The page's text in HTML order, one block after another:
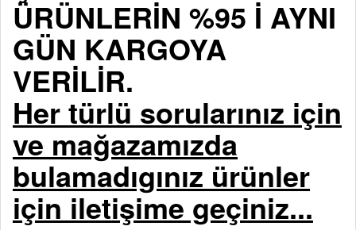
ÜRÜNLERİN %95 İ AYNI
GÜN KARGOYA
VERİLİR.
Her türlü sorularınız için
ve mağazamızda
bulamadıgınız ürünler
için iletişime geçiniz...